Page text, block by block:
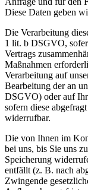
Diese Daten geben
Die Verarbeitung
1 lit. b DSGVO,
Vertrags
Maßnahmen
Verarbeitung auf
Bearbeitung der an
DSGVO) oder auf
sofern diese
widerrufbar.
Die von Ihnen im
bei uns, bis Sie uns
Speicherung
entfällt (z. B. nach
Zwingende